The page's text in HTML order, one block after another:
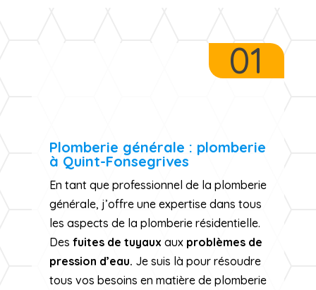
Plomberie générale : plomberie
à Quint-Fonsegrives
En tant que professionnel de la plomberie
générale, j’offre une expertise dans tous
les aspects de la plomberie résidentielle.
Des fuites de tuyaux aux problèmes de
pression d’eau. Je suis là pour résoudre
tous vos besoins en matière de plomberie
01